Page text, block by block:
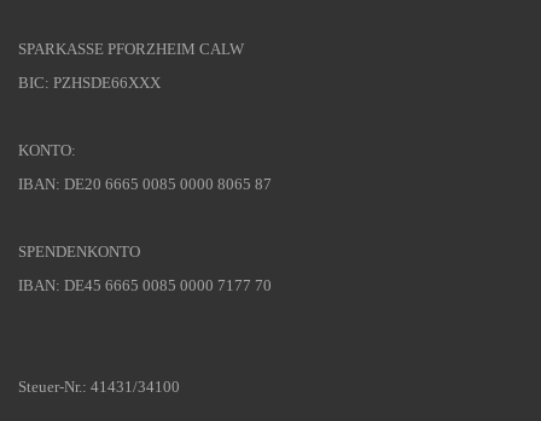
SPARKASSE PFORZHEIM CALW
BIC: PZHSDE66XXX
KONTO:
IBAN: DE20 6665 0085 0000 8065 87
SPENDENKONTO
IBAN: DE45 6665 0085 0000 7177 70
Steuer-Nr.: 41431/34100